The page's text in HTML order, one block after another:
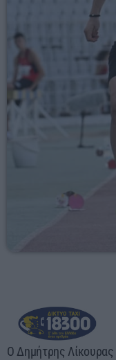
23:55 -
O Δημήτρης Λίκουρας